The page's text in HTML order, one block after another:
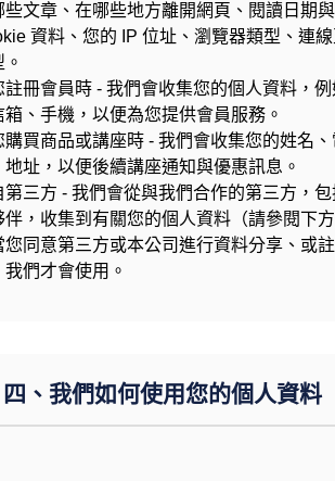
些文章、在哪些地方離開網頁、閱讀日期
資料、您的 IP 位址、瀏覽器類型、連
註冊會員時 - 我們會收集您的個人資料，
箱、手機，以便為您提供會員服務。
購買商品或講座時 - 我們會收集您的姓名
地址，以便後續講座通知與優惠訊息。
第三方 - 我們會從與我們合作的第三方，
伴，收集到有關您的個人資料（請參閱下
您同意第三方或本公司進行資料分享、或
我們才會使用。
四、我們如何使用您的個人資料